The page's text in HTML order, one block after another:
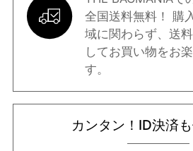
全国送料無料！ 購
域に関わらず、送
してお買い物をお
す。
カンタン！ID決済も